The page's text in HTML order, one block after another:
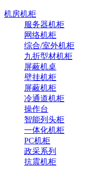
机房机柜
服务器机柜
网络机柜
综合/室外机柜
九折型材机柜
屏蔽机桌
壁挂机柜
屏蔽机柜
冷通道机柜
操作台
智能列头柜
一体化机柜
PC机柜
政采系列
抗震机柜